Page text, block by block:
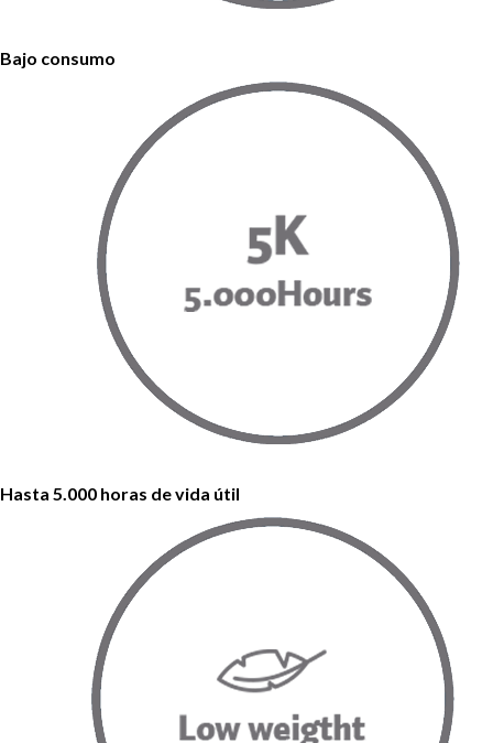
Bajo consumo
Hasta 5.000 horas de vida útil